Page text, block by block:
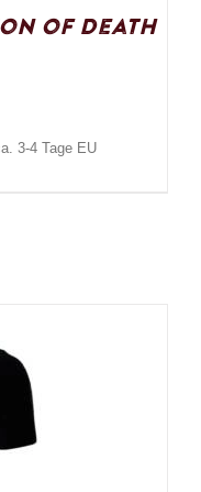
of Death
3-4 Tage EU